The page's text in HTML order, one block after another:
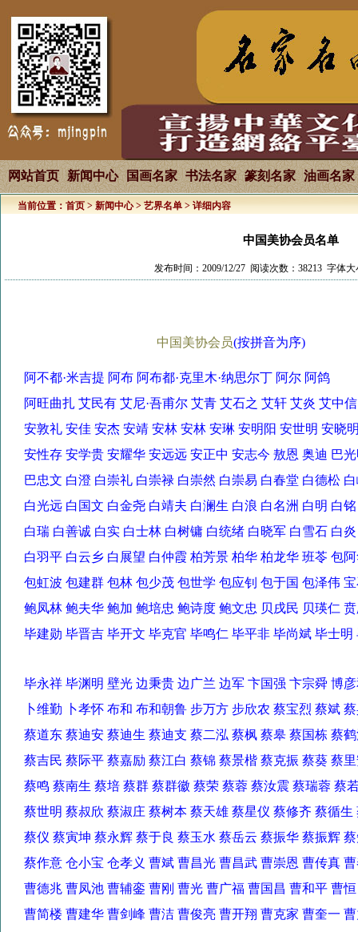
网站首页 新闻中心 国画名家 书法名家 篆刻名家 油画名家
当前位置：首页>新闻中心>艺界名单> 详细内容
中国美协会员名单
发布时间：2009/12/27 阅读次数：38213 字体大
中国美协会员(按拼音为序)
阿不都·米吉提 阿布 阿布都·克里木·纳思尔丁 阿尔 阿鸽
阿旺曲扎 艾民有 艾尼·吾甫尔 艾青 艾石之 艾轩 艾炎 艾
安敦礼 安佳 安杰 安靖 安林 安林 安琳 安明阳 安世明 安
安性存 安学贵 安耀华 安远远 安正中 安志今 敖恩 奥迪 巴
巴忠文 白澄 白崇礼 白崇禄 白崇然 白崇易 白春堂 白德松
白光远 白国文 白金尧 白靖夫 白澜生 白浪 白名洲 白明 白
白瑞 白善诚 白实 白士林 白树镛 白统绪 白晓军 白雪石 白
白羽平 白云乡 白展望 白仲霞 柏芳景 柏华 柏龙华 班苓 包
包虹波 包建群 包林 包少茂 包世学 包应钊 包于国 包泽伟
鲍凤林 鲍夫华 鲍加 鲍培忠 鲍诗度 鲍文忠 贝戌民 贝瑛仁
毕建勋 毕晋吉 毕开文 毕克官 毕鸣仁 毕平非 毕尚斌 毕士
毕永祥 毕渊明 壁光 边秉贵 边广兰 边军 卞国强 卞宗舜 博
卜维勤 卜孝怀 布和 布和朝鲁 步万方 步欣农 蔡宝烈 蔡斌
蔡道东 蔡迪安 蔡迪生 蔡迪支 蔡二泓 蔡枫 蔡皋 蔡国栋 蔡
蔡吉民 蔡际平 蔡嘉励 蔡江白 蔡锦 蔡景楷 蔡克振 蔡葵 蔡
蔡鸣 蔡南生 蔡培 蔡群 蔡群徽 蔡荣 蔡蓉 蔡汝震 蔡瑞蓉
蔡世明 蔡叔欣 蔡淑庄 蔡树本 蔡天雄 蔡星仪 蔡修齐 蔡循
蔡仪 蔡寅坤 蔡永辉 蔡于良 蔡玉水 蔡岳云 蔡振华 蔡振辉
蔡作意 仓小宝 仓孝义 曹斌 曹昌光 曹昌武 曹崇恩 曹传真
曹德兆 曹凤池 曹辅銮 曹刚 曹光 曹广福 曹国昌 曹和平 曹
曹简楼 曹建华 曹剑峰 曹洁 曹俊亮 曹开翔 曹克家 曹奎一